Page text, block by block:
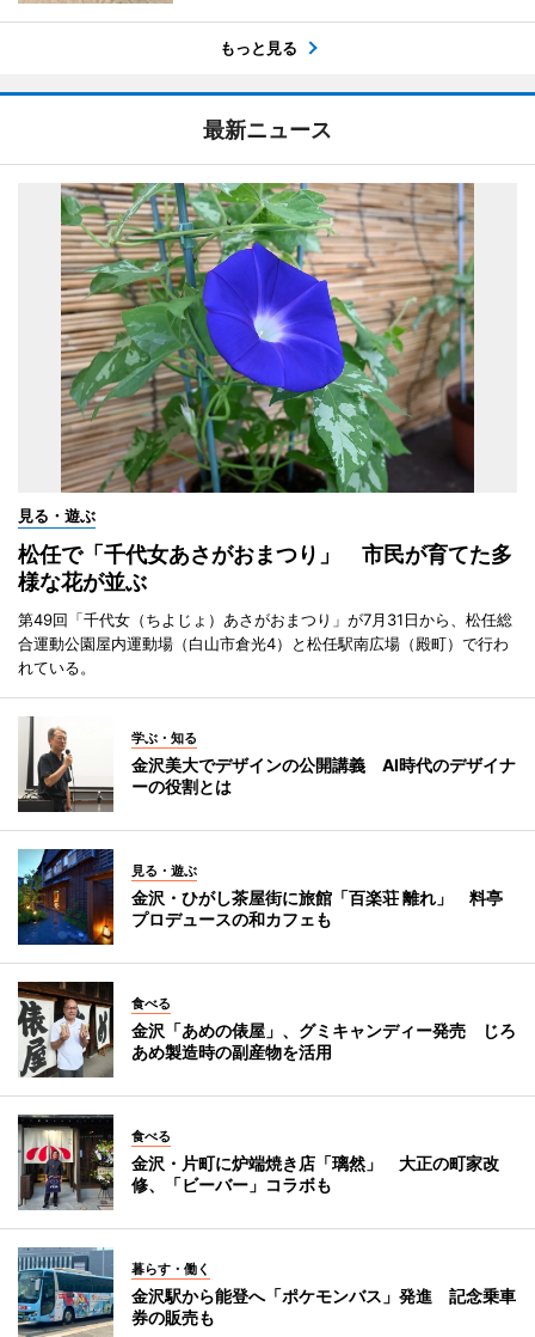
もっと見る
最新ニュース
見る・遊ぶ
松任で「千代女あさがおまつり」 市民が育てた多
様な花が並ぶ
第49回「千代女（ちよじょ）あさがおまつり」が7月31日から、松任総
合運動公園屋内運動場（白山市倉光4）と松任駅南広場（殿町）で行わ
れている。
学ぶ・知る
金沢美大でデザインの公開講義 AI時代のデザイナ
ーの役割とは
見る・遊ぶ
金沢・ひがし茶屋街に旅館「百楽荘 離れ」 料亭
プロデュースの和カフェも
食べる
金沢「あめの俵屋」、グミキャンディー発売 じろ
あめ製造時の副産物を活用
食べる
金沢・片町に炉端焼き店「璃然」 大正の町家改
修、「ビーバー」コラボも
暮らす・働く
金沢駅から能登へ「ポケモンバス」発進 記念乗車
券の販売も